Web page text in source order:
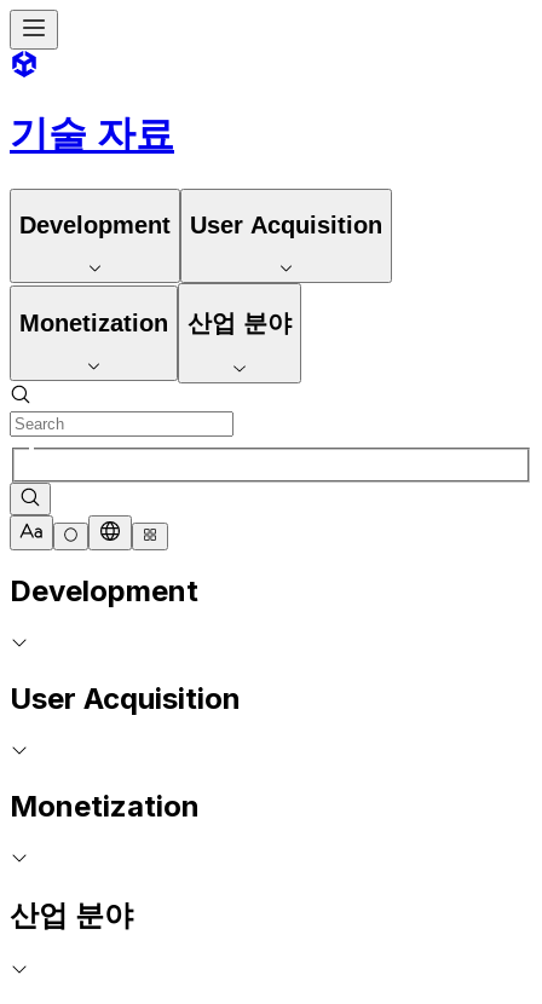
기술 자료
Development User Acquisition
Monetization 산업 분야
Development
User Acquisition
Monetization
산업 분야